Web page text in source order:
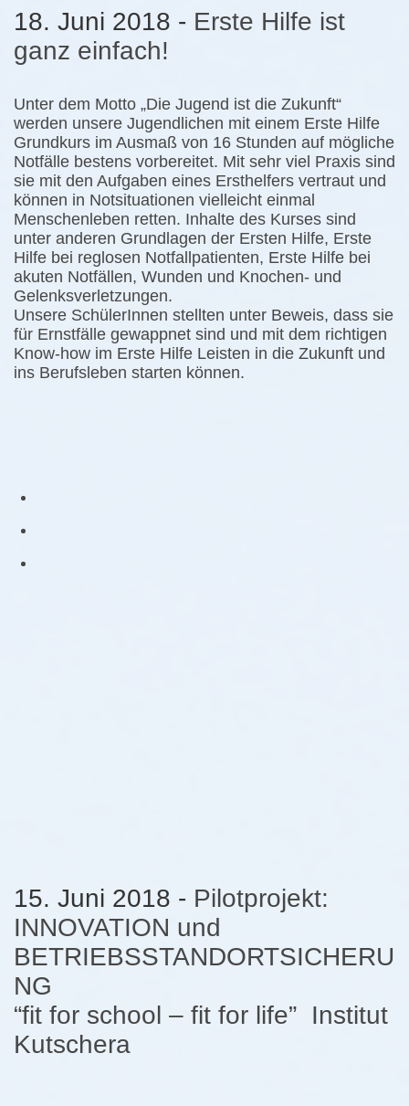
18. Juni 2018 - Erste Hilfe ist
ganz einfach!
Unter dem Motto „Die Jugend ist die Zukunft“
werden unsere Jugendlichen mit einem Erste Hilfe
Grundkurs im Ausmaß von 16 Stunden auf mögliche
Notfälle bestens vorbereitet. Mit sehr viel Praxis sind
sie mit den Aufgaben eines Ersthelfers vertraut und
können in Notsituationen vielleicht einmal
Menschenleben retten. Inhalte des Kurses sind
unter anderen Grundlagen der Ersten Hilfe, Erste
Hilfe bei reglosen Notfallpatienten, Erste Hilfe bei
akuten Notfällen, Wunden und Knochen- und
Gelenksverletzungen.
Unsere SchülerInnen stellten unter Beweis, dass sie
für Ernstfälle gewappnet sind und mit dem richtigen
Know-how im Erste Hilfe Leisten in die Zukunft und
ins Berufsleben starten können.
15. Juni 2018 - Pilotprojekt:
INNOVATION und
BETRIEBSSTANDORTSICHERU
NG
“fit for school – fit for life” Institut
Kutschera